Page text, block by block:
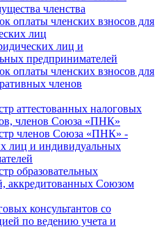
членства
оплаты членских взносов для
лиц
лиц и
предпринимателей
оплаты членских взносов для
членов
аттестованных налоговых
членов Союза «ПНК»
членов Союза «ПНК» -
лиц и индивидуальных
образовательных
аккредитованных Союзом
консультантов со
по ведению учета и